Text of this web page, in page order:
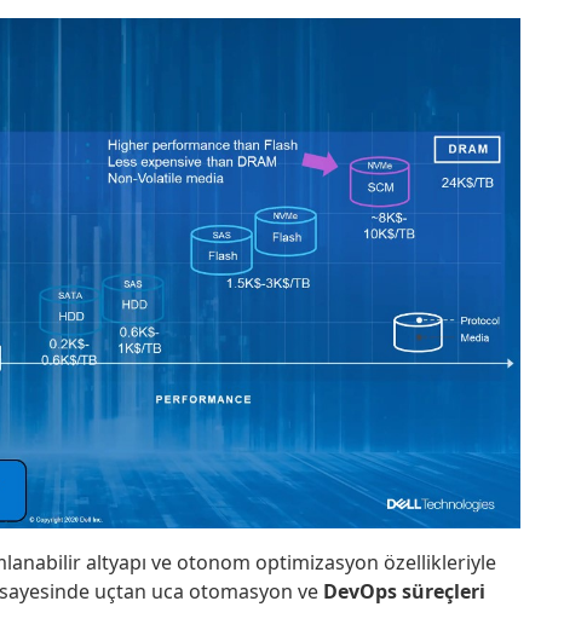
altyapı ve otonom optimizasyon özellikleriyle
sayesinde uçtan uca otomasyon ve DevOps süreçleri